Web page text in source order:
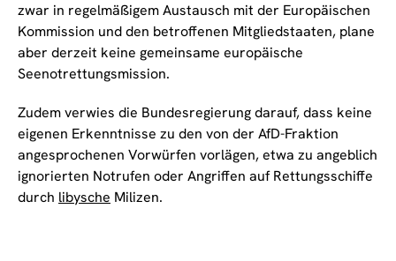
zwar in regelmäßigem Austausch mit der Europäischen
Kommission und den betroffenen Mitgliedstaaten, plane
aber derzeit keine gemeinsame europäische
Seenotrettungsmission.
Zudem verwies die Bundesregierung darauf, dass keine
eigenen Erkenntnisse zu den von der AfD-Fraktion
angesprochenen Vorwürfen vorlägen, etwa zu angeblich
ignorierten Notrufen oder Angriffen auf Rettungsschiffe
durch libysche Milizen.